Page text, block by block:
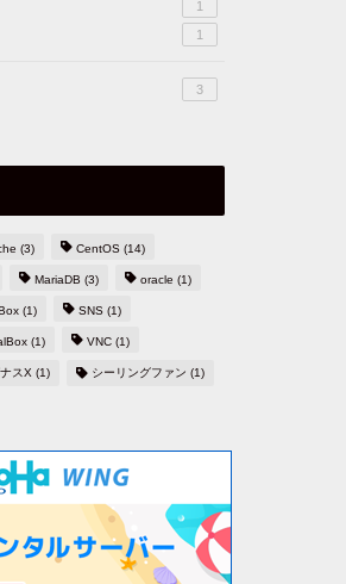
1
1
3
(3) CentOS(14)
MariaDB (3) oracle (1)
(1) SNS(1)
(1) VNC(1)
スX (1) シーリングファン (1)